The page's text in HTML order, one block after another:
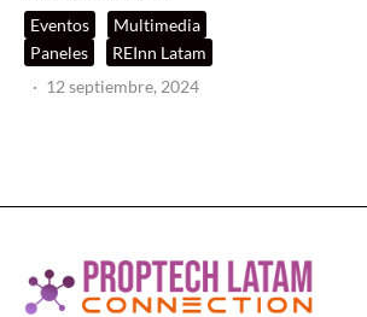
Eventos
Multimedia
Paneles
REInn Latam
· 12 septiembre, 2024